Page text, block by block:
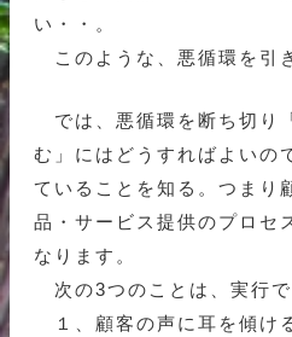
い・・。
このような、悪循環を引
では、悪循環を断ち切り
む」にはどうすればよいの
ていることを知る。つまり
品・サービス提供のプロセ
なります。
次の3つのことは、実行で
１、顧客の声に耳を傾け